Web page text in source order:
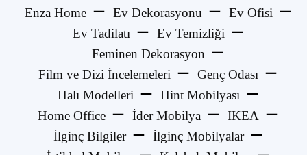
Enza Home
Ev Dekorasyonu
Ev Ofisi
Ev Tadilatı
Ev Temizliği
Feminen Dekorasyon
Film ve Dizi İncelemeleri
Genç Odası
Halı Modelleri
Hint Mobilyası
Home Office
İder Mobilya
IKEA
İlginç Bilgiler
İlginç Mobilyalar